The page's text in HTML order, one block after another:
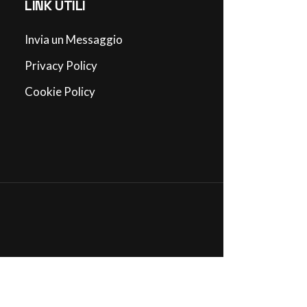
LINK UTILI
Invia un Messaggio
Privacy Policy
Cookie Policy